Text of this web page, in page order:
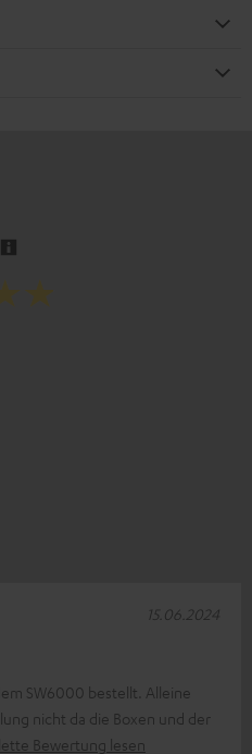
SW6000 bestellt. Alleine
nicht da die Boxen und der
Bewertung lesen
15.06.2024